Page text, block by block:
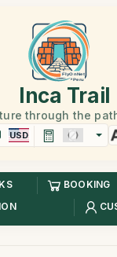
Inca Trail
through the
USD
BOOKING